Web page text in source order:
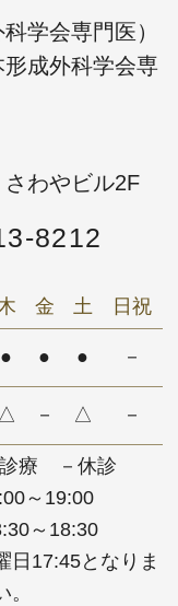
学会専門医）
成外科学会専
わやビル2F
8212
療 －休診
～19:00
～18:30
日17:45となりま
金 土
日祝
● ● ● －
△ － △ －